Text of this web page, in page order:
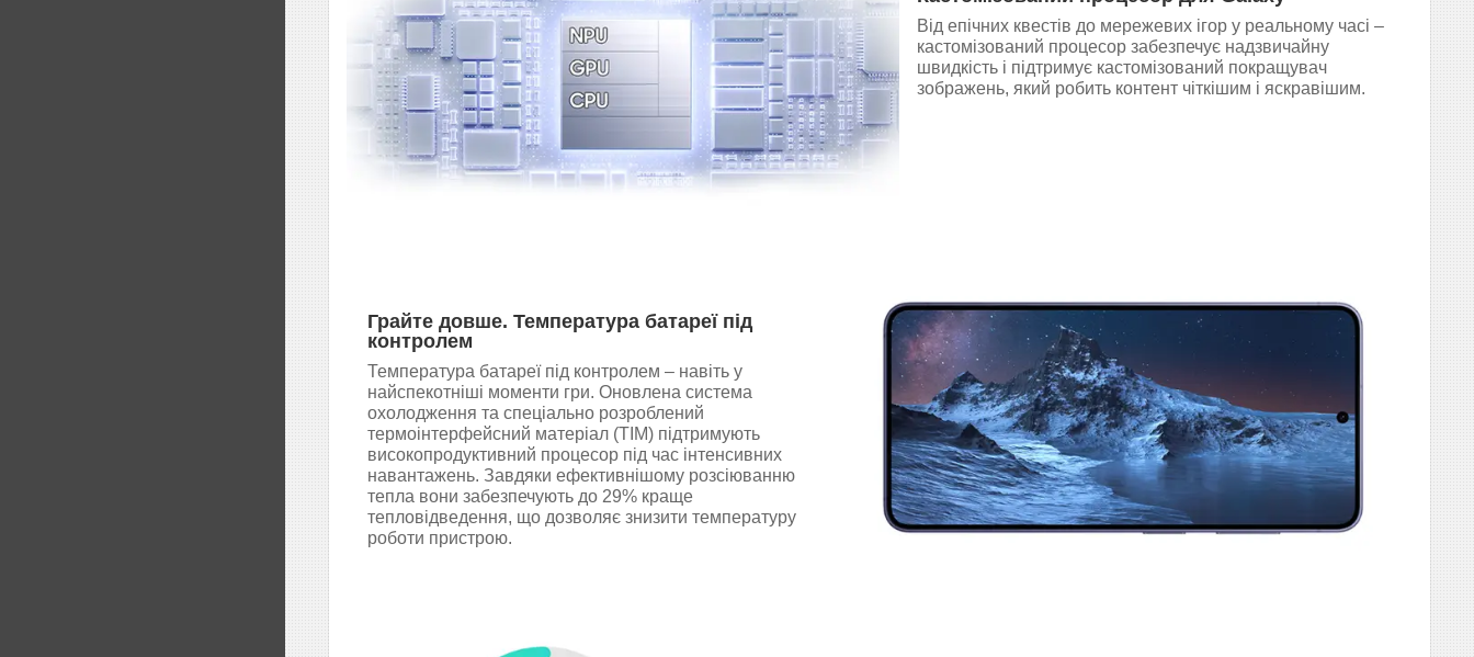
Від епічних квестів до мережевих ігор у реальному часі –
кастомізований процесор забезпечує надзвичайну
швидкість і підтримує кастомізований покращувач
зображень, який робить контент чіткішим і яскравішим.
Грайте довше. Температура батареї під
контролем
Температура батареї під контролем – навіть у
найспекотніші моменти гри. Оновлена система
охолодження та спеціально розроблений
термоінтерфейсний матеріал (TIM) підтримують
високопродуктивний процесор під час інтенсивних
навантажень. Завдяки ефективнішому розсіюванню
тепла вони забезпечують до 29% краще
тепловідведення, що дозволяє знизити температуру
роботи пристрою.